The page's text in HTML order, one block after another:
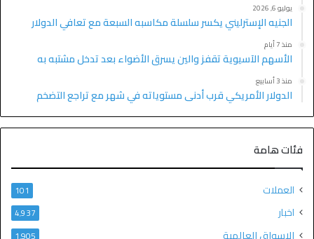
يوليو 6, 2026
الجنيه الإسترليني يكسر سلسلة مكاسبه السبعة مع تعافي الدولار
منذ 7 أيام
الأسهم الآسيوية تقفز والين يسرق الأضواء بعد تدخل مشتبه به
منذ 3 أسابيع
الدولار الأمريكي قرب أدنى مستوياته في شهر مع تراجع التضخم
فئات هامة
العملات 101
اخبار 4٬937
الاسواق العالمية 1٬905